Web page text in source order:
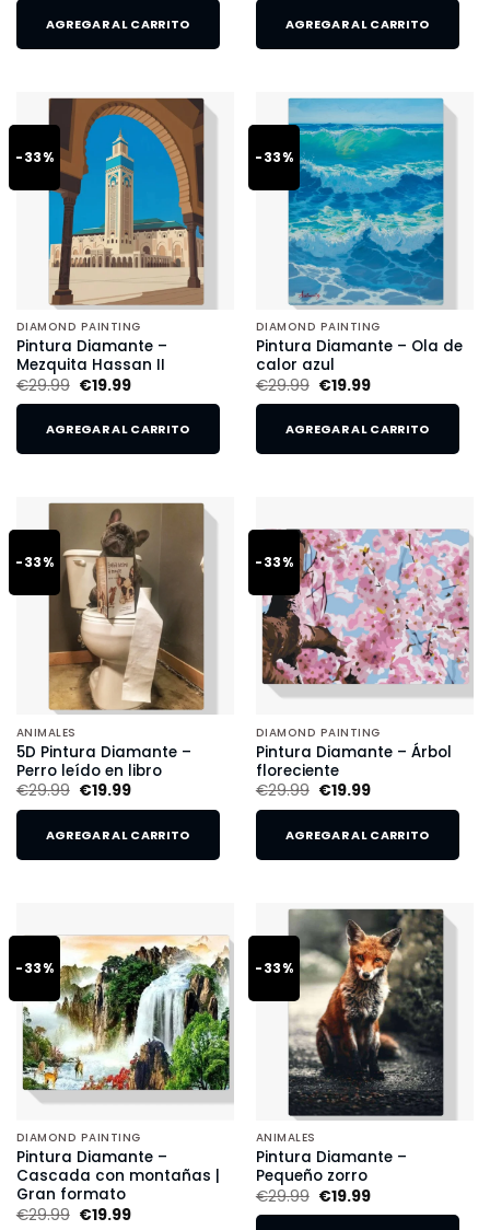
AGREGAR AL CARRITO AGREGAR AL CARRITO
-33%
DIAMOND PAINTING
Pintura Diamante –
Mezquita Hassan II
€29.99 €19.99
AGREGAR AL CARRITO
-33%
DIAMOND PAINTING
Pintura Diamante – Ola de
calor azul
€29.99 €19.99
AGREGAR AL CARRITO
-33%
ANIMALES
5D Pintura Diamante –
Perro leído en libro
€29.99 €19.99
AGREGAR AL CARRITO
-33%
DIAMOND PAINTING
Pintura Diamante – Árbol
floreciente
€29.99 €19.99
AGREGAR AL CARRITO
-33%
DIAMOND PAINTING
Pintura Diamante –
Cascada con montañas |
Gran formato
€29.99 €19.99
-33%
ANIMALES
Pintura Diamante –
Pequeño zorro
€29.99 €19.99